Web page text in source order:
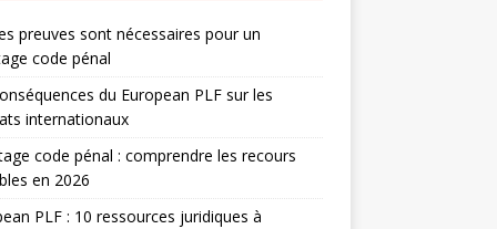
preuves sont nécessaires pour un
code pénal
du European PLF sur les
internationaux
code pénal : comprendre les recours
en 2026
PLF : 10 ressources juridiques à